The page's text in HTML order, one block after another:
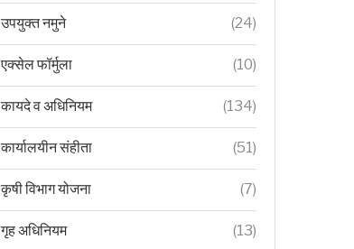
उपयुक्त नमुने (24)
एक्सेल फॉर्मुला (10)
कायदे व अधिनियम (134)
कार्यालयीन संहीता (51)
कृषी विभाग योजना (7)
गृह अधिनियम (13)